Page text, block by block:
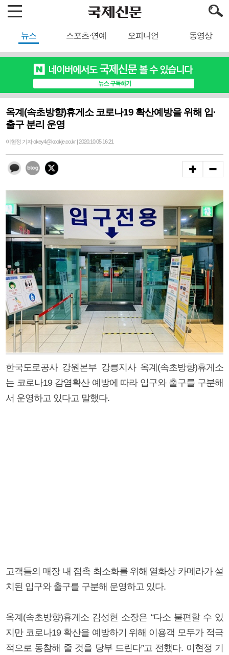
뉴스 스포츠·연예 오피니언 동영상
옥계(속초방향)휴게소 코로나19 확산예방을 위해 입·
출구 분리 운영
이현정 기자 okey4@kookje.co.kr | 2020.10.05 16:21
한국도로공사 강원본부 강릉지사 옥계(속초방향)휴게소
는 코로나19 감염확산 예방에 따라 입구와 출구를 구분해
서 운영하고 있다고 말했다.
고객들의 매장 내 접촉 최소화를 위해 열화상 카메라가 설
치된 입구와 출구를 구분해 운영하고 있다.
옥계(속초방향)휴게소 김성현 소장은 “다소 불편할 수 있
지만 코로나19 확산을 예방하기 위해 이용객 모두가 적극
적으로 동참해 줄 것을 당부 드린다”고 전했다. 이현정 기